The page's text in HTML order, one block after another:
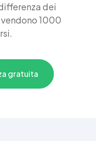
dei
1000
gratuita